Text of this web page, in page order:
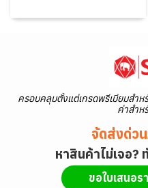
ครอบคลุมตั้งแต่เกรดพรีเมียมสำ
ค่าสำห
จัดส่งด่ว
หาสินค้าไม่เจอ?
ขอใบเสนอ